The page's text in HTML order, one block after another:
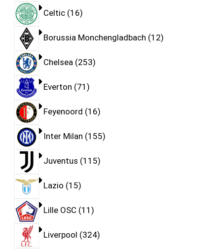
Celtic 16
Borussia Monchengladbach 12
Chelsea 253
Everton 71
Feyenoord 16
Inter Milan 155
Juventus 115
Lazio 15
Lille OSC 11
Liverpool 324